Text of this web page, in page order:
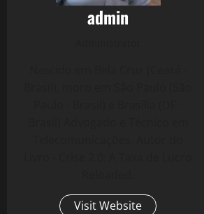
admin
Visit Website